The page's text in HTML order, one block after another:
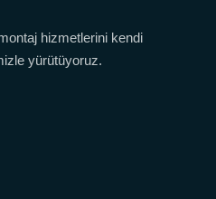
hizmetlerini kendi
yürütüyoruz.